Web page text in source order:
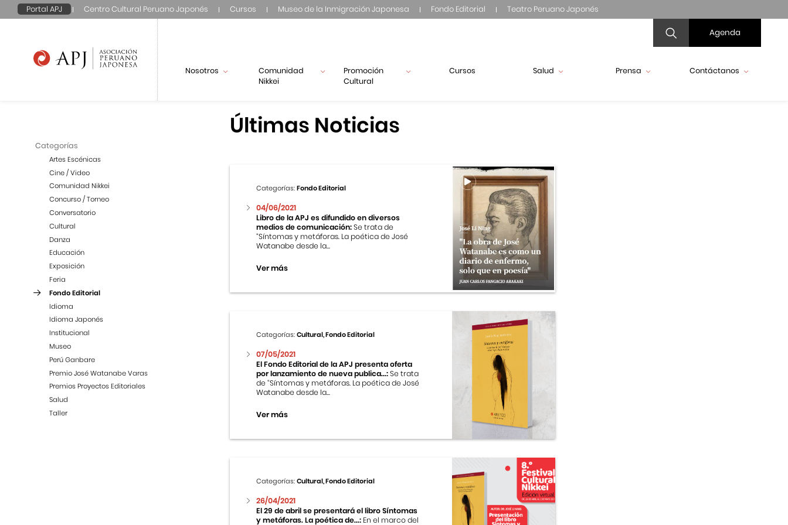
Portal APJ Centro Cultural Peruano Japonés Cursos Museo de la Inmigración Japonesa Fondo Editorial Teatro Peruano Japonés
Agenda
Nosotros
Comunidad
Nikkei
Promoción
Cultural
Cursos Salud Prensa Contáctanos
Categorías
Artes Escénicas
Cine / Video
Comunidad Nikkei
Concurso / Torneo
Conversatorio
Cultural
Danza
Educación
Exposición
Feria
Fondo Editorial
Idioma
Idioma Japonés
Institucional
Museo
Perú Ganbare
Premio José Watanabe Varas
Premios Proyectos Editoriales
Salud
Taller
Últimas Noticias
Categorías:Fondo Editorial
04/06/2021
Libro de la APJ es difundido en diversos
medios de comunicación:Se trata de
“Síntomas y metáforas. La poética de José
Watanabe desde la...
Ver más
Categorías:Cultural, Fondo Editorial
07/05/2021
El Fondo Editorial de la APJ presenta oferta
por lanzamiento de nueva publica...:Se trata
de “Síntomas y metáforas. La poética de José
Watanabe desde la...
Ver más
Categorías:Cultural, Fondo Editorial
26/04/2021
El 29 de abril se presentará el libro Síntomas
y metáforas. La poética de...: En el marco del